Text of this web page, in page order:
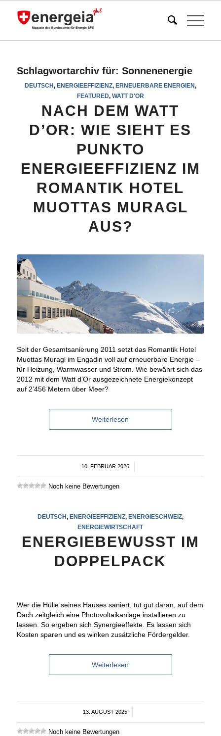
Schlagwortarchiv für: Sonnenenergie
DEUTSCH, ENERGIEEFFIZIENZ, ERNEUERBARE ENERGIEN,
FEATURED, WATT D'OR
NACH DEM WATT
D’OR: WIE SIEHT ES
PUNKTO
ENERGIEEFFIZIENZ IM
ROMANTIK HOTEL
MUOTTAS MURAGL
AUS?
Seit der Gesamtsanierung 2011 setzt das Romantik Hotel
Muottas Muragl im Engadin voll auf erneuerbare Energie –
für Heizung, Warmwasser und Strom. Wie bewährt sich das
2012 mit dem Watt d’Or ausgezeichnete Energiekonzept
auf 2’456 Metern über Meer?
Weiterlesen
10. FEBRUAR 2026
/
Noch keine Bewertungen
DEUTSCH, ENERGIEEFFIZIENZ, ENERGIESCHWEIZ,
ENERGIEWIRTSCHAFT
ENERGIEBEWUSST IM
DOPPELPACK
Wer die Hülle seines Hauses saniert, tut gut daran, auf dem
Dach zeitgleich eine Photovoltaikanlage installieren zu
lassen. So ergeben sich Synergieeffekte. Es lassen sich
Kosten sparen und es winken zusätzliche Fördergelder.
Weiterlesen
13. AUGUST 2025
/
Noch keine Bewertungen